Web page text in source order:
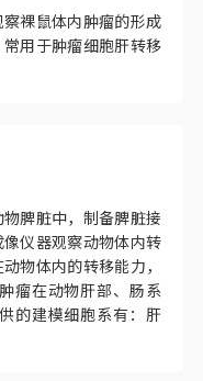
裸鼠体内肿瘤的形成
用于肿瘤细胞肝转移
脾脏中，制备脾脏接
仪器观察动物体内转
物体内的转移能力，
瘤在动物肝部、肠系
的建模细胞系有：肝